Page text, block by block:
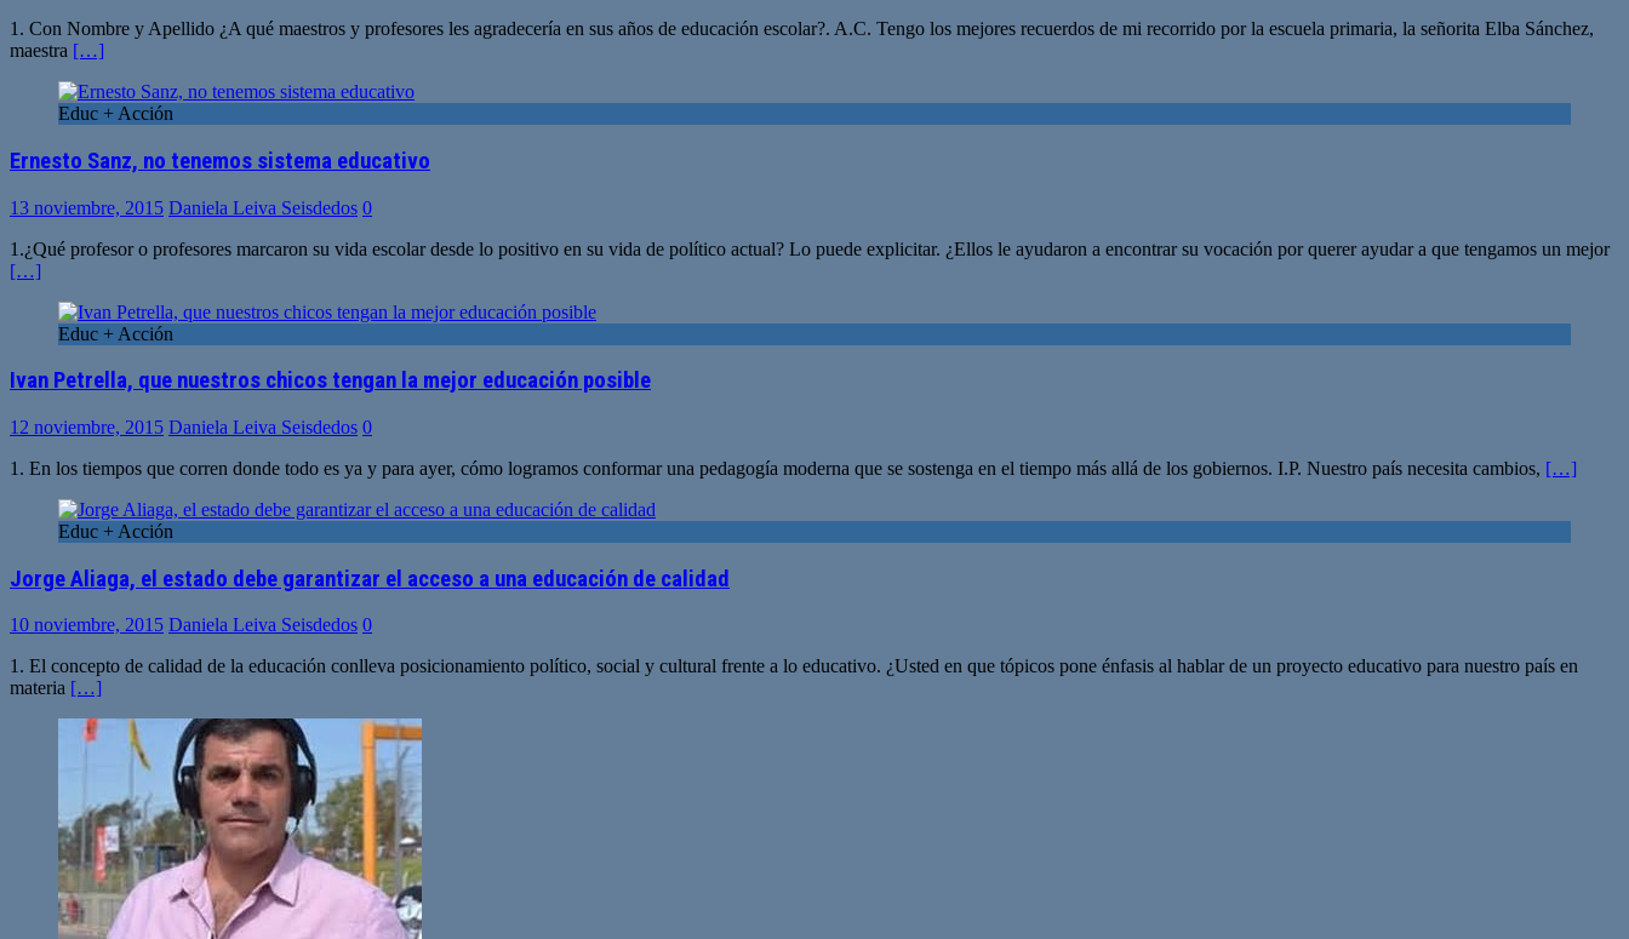
1. Con Nombre y Apellido ¿A qué maestros y profesores les agradecería en sus años de educación escolar?. A.C. Tengo los mejores recuerdos de mi recorrido por la escuela primaria, la señorita Elba Sánchez,
maestra […]
Educ + Acción
Ernesto Sanz, no tenemos sistema educativo
13 noviembre, 2015 Daniela Leiva Seisdedos 0
1.¿Qué profesor o profesores marcaron su vida escolar desde lo positivo en su vida de político actual? Lo puede explicitar. ¿Ellos le ayudaron a encontrar su vocación por querer ayudar a que tengamos un mejor
[…]
Educ + Acción
Ivan Petrella, que nuestros chicos tengan la mejor educación posible
12 noviembre, 2015 Daniela Leiva Seisdedos 0
1. En los tiempos que corren donde todo es ya y para ayer, cómo logramos conformar una pedagogía moderna que se sostenga en el tiempo más allá de los gobiernos. I.P. Nuestro país necesita cambios, […]
Educ + Acción
Jorge Aliaga, el estado debe garantizar el acceso a una educación de calidad
10 noviembre, 2015 Daniela Leiva Seisdedos 0
1. El concepto de calidad de la educación conlleva posicionamiento político, social y cultural frente a lo educativo. ¿Usted en que tópicos pone énfasis al hablar de un proyecto educativo para nuestro país en
materia […]